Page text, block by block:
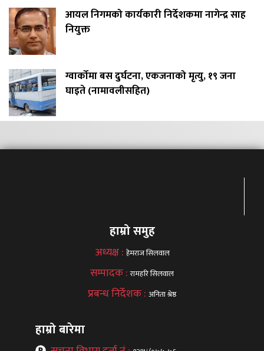
आयल निगमको कार्यकारी निर्देशकमा नागेन्द्र साह
नियुक्त
ग्वार्कोमा बस दुर्घटना, एकजनाको मृत्यु, १९ जना
घाइते (नामावलीसहित)
हाम्रो समुह
अध्यक्ष : हेमराज सिलवाल
सम्पादक :रामहरि सिलवाल
प्रबन्ध निर्देशक : अनिता श्रेष्ठ
हाम्रो बारेमा